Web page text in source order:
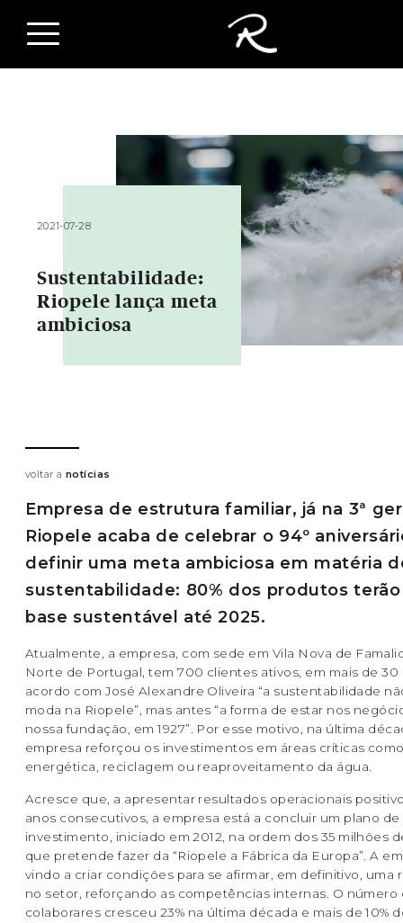
2021-07-28
Sustentabilidade:
Riopele lança meta
ambiciosa
voltar a notícias
Empresa de estrutura familiar, já na 3ª
Riopele acaba de celebrar o 94º
definir uma meta ambiciosa em matéria
sustentabilidade: 80% dos produtos
base sustentável até 2025.
Atualmente, a empresa, com sede em Vila Nova de
Norte de Portugal, tem 700 clientes ativos, em mais de 30
acordo com José Alexandre Oliveira “a sustentabilidade
moda na Riopele”, mas antes “a forma de estar nos
nossa fundação, em 1927”. Por esse motivo, na última
empresa reforçou os investimentos em áreas críticas
energética, reciclagem ou reaproveitamento da água.
Acresce que, a apresentar resultados operacionais
anos consecutivos, a empresa está a concluir um plano de
investimento, iniciado em 2012, na ordem dos 35 milhões
que pretende fazer da “Riopele a Fábrica da Europa”. A
vindo a criar condições para se afirmar, em definitivo, uma
no setor, reforçando as competências internas. O número
colaborares cresceu 23% na última década e mais de 10%